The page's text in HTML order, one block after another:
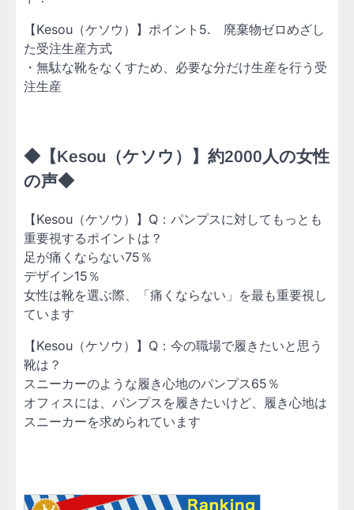
【Kesou（ケソウ）】ポイント5. 廃棄物ゼロめざし
た受注生産方式
・無駄な靴をなくすため、必要な分だけ生産を行う受
注生産
◆【Kesou（ケソウ）】約2000人の女性
の声◆
【Kesou（ケソウ）】Q：パンプスに対してもっとも
重要視するポイントは？
足が痛くならない75％
デザイン15％
女性は靴を選ぶ際、「痛くならない」を最も重要視し
ています
【Kesou（ケソウ）】Q：今の職場で履きたいと思う
靴は？
スニーカーのような履き心地のパンプス65％
オフィスには、パンプスを履きたいけど、履き心地は
スニーカーを求められています